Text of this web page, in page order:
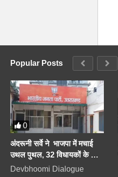
Popular Posts
0
अंदरूनी सर्वे ने भाजपा में मचाई
उथल पुथल, 32 विधायकों के कट
सकते हैं टिकट, सीएम को भी सेफ
Devbhoomi Dialogue